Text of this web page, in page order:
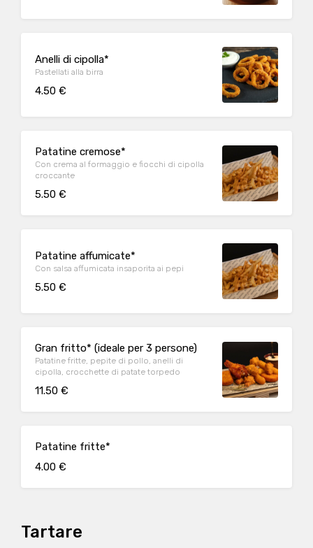
Anelli di cipolla*
Pastellati alla birra
4.50 €
Patatine cremose*
Con crema al formaggio e fiocchi di cipolla
croccante
5.50 €
Patatine affumicate*
Con salsa affumicata insaporita ai pepi
5.50 €
Gran fritto* (ideale per 3 persone)
Patatine fritte, pepite di pollo, anelli di
cipolla, crocchette di patate torpedo
11.50 €
Patatine fritte*
4.00 €
Tartare